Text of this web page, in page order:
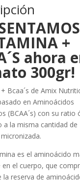
+
ahora
300gr!
Bcaa´s de Amix
en Aminoácidos
(BCAA´s) con su ratio
a la misma cantidad de
es el aminoácido
en el cuerpo, que
la reserva de